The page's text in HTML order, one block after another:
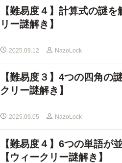
【難易度４】計算式の謎
リー謎解き】
2025.09.12 NazoLock
【難易度３】4つの四角の
クリー謎解き】
2025.09.05 NazoLock
【難易度４】6つの単語が
【ウィークリー謎解き】